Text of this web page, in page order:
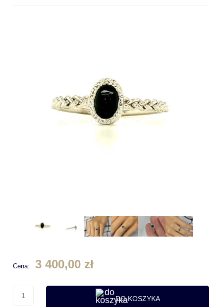
Cena: 3 400,00 zł
DO KOSZYKA